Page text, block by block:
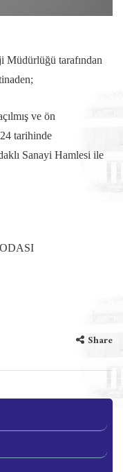
Müdürlüğü tarafından
ve ön
tarihinde
Sanayi Hamlesi ile
Share